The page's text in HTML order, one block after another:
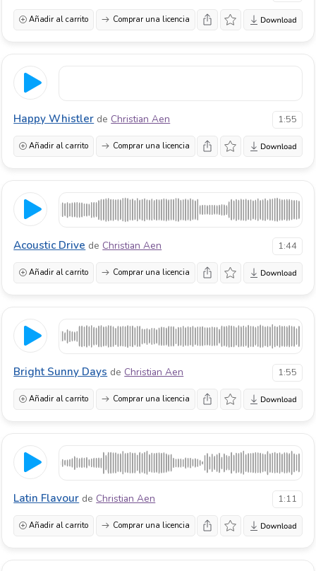
Añadir al carrito Comprar una licencia
Happy Whistler de Christian Aen 1:55
Añadir al carrito Comprar una licencia
Acoustic Drive de Christian Aen 1:44
Añadir al carrito Comprar una licencia
Bright Sunny Days de Christian Aen 1:55
Añadir al carrito Comprar una licencia
Latin Flavour de Christian Aen 1:11
Añadir al carrito Comprar una licencia